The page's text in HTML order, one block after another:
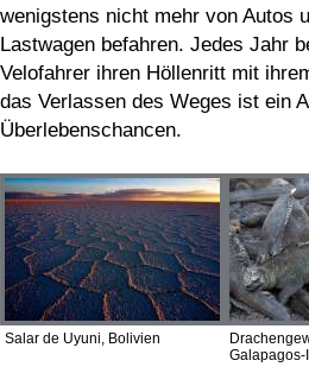
wenigstens nicht mehr von Autos
Lastwagen befahren. Jedes Jahr
Velofahrer ihren Höllenritt mit
das Verlassen des Weges ist ein
Überlebenschancen.
Salar de Uyuni, Bolivien